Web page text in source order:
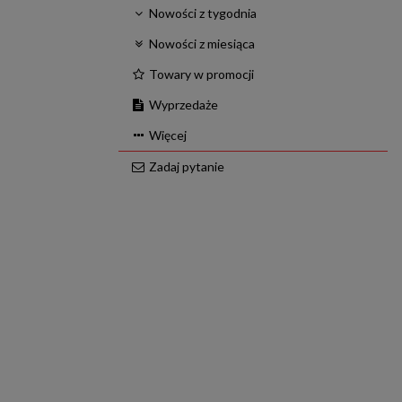
Nowości z tygodnia
Nowości z miesiąca
Towary w promocji
Wyprzedaże
Więcej
Zadaj pytanie